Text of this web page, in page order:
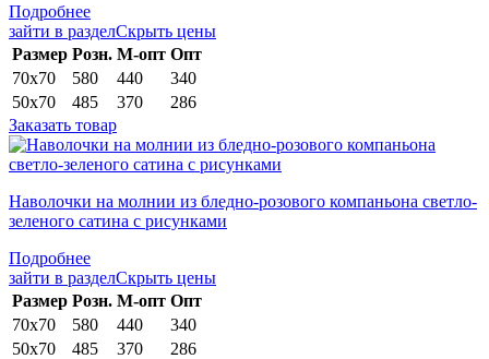
Подробнее
зайти в разделСкрыть цены
Раз­мер Розн. М-опт Опт
70х70
580 440
340
50х70
485 370
286
Заказать товар
Наволочки на молнии из бледно-розового компаньона светло-
зеленого сатина с рисунками
Подробнее
зайти в разделСкрыть цены
Раз­мер Розн. М-опт Опт
70х70
580 440
340
50х70
485 370
286